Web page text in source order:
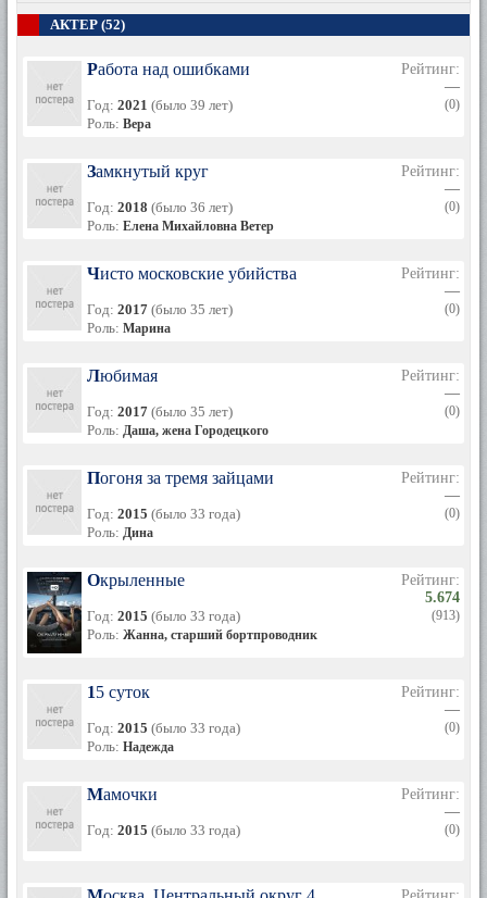
Актриса в разводе с Сергеем Кешишевым (журналист,
руководитель собственной киностудии, обладатель премий
Савелия (род. 21.09.2010)
АКТЕР (52)
Работа над ошибками
Год: 2021 (было 39 лет)
Роль: Вера
Рейтинг:
—
(0)
Замкнутый круг
Год: 2018 (было 36 лет)
Роль: Елена Михайловна Ветер
Рейтинг:
—
(0)
Чисто московские убийства
Год: 2017 (было 35 лет)
Роль: Марина
Рейтинг:
—
(0)
Любимая
Год: 2017 (было 35 лет)
Роль: Даша, жена Городецкого
Рейтинг:
—
(0)
Погоня за тремя зайцами
Год: 2015 (было 33 года)
Роль: Дина
Рейтинг:
—
(0)
Окрыленные
Год: 2015 (было 33 года)
Роль: Жанна, старший бортпроводник
Рейтинг:
5.674
(913)
15 суток
Год: 2015 (было 33 года)
Роль: Надежда
Рейтинг:
—
(0)
Мамочки
Год: 2015 (было 33 года)
Рейтинг:
—
(0)